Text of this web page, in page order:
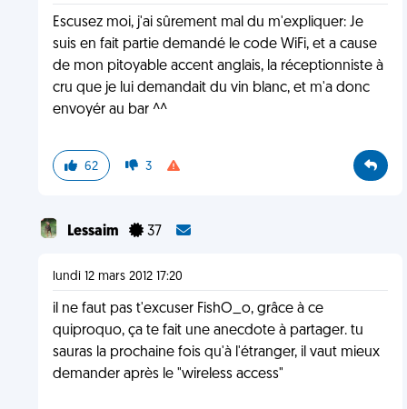
Escusez moi, j'ai sûrement mal du m'expliquer: Je
suis en fait partie demandé le code WiFi, et a cause
de mon pitoyable accent anglais, la réceptionniste à
cru que je lui demandait du vin blanc, et m'a donc
envoyér au bar ^^
62 3
Lessaim 37
lundi 12 mars 2012 17:20
il ne faut pas t'excuser FishO_o, grâce à ce
quiproquo, ça te fait une anecdote à partager. tu
sauras la prochaine fois qu'à l'étranger, il vaut mieux
demander après le "wireless access"